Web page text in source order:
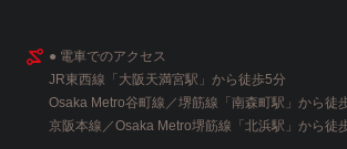
● 電車でのアクセス
JR東西線「大阪天満宮駅」から徒歩5分
Osaka Metro谷町線／堺筋線「南森町駅」から徒
京阪本線／Osaka Metro堺筋線「北浜駅」から徒